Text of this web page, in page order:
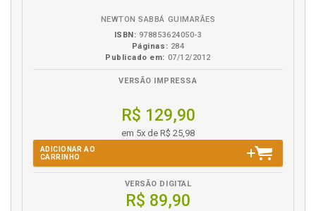
NEWTON SABBÁ GUIMARÃES
ISBN: 978853624050-3
Páginas: 284
Publicado em: 07/12/2012
VERSÃO IMPRESSA
R$ 129,90
em 5x de R$ 25,98
ADICIONAR AO
CARRINHO
VERSÃO DIGITAL
R$ 89,90